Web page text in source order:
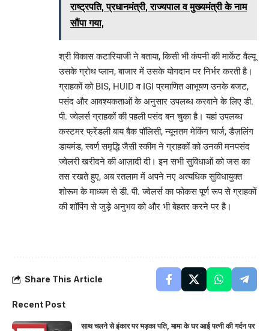
राष्ट्रपति, प्रधानमंत्री, राज्यपाल व मुख्यमंत्री के नाम
सौंपा गया,
श्री विकास कटारियाजी ने बताया, किसी भी कंपनी की मार्केट वैल्यू
उसके ग्रोथ प्लान, बाजार में उसके योगदान पर निर्भर करती है।
ग्राहकों को BIS, HUID व IGI प्रमाणित आभूषण उनके बजट,
पसंद और आवश्यकताओं के अनुसार उपलब्ध करवाने के लिए डी.
पी. ज्वेलर्स ग्राहकों की पहली पसंद बन चुका है। यहां उपलब्ध
कस्टमर फ्रेंडली बाय बैक पॉलिसी, न्यूनतम मेकिंग चार्ज, डैज़लिंग
डायमंड, स्वर्ण समृद्धि जैसी स्कीम ने ग्राहकों को उनकी मनपसंद
ज्वेलरी खरीदने की आज़ादी दी। इन सभी सुविधाओं को जस का
तस रखते हुए, अब रतलाम में अपने नए अत्यधिक सुविधायुक्त
शोरूम के माध्यम से डी. पी. ज्वेलर्स का फोकस पूर्ण रूप से ग्राहकों
की शॉपिंग से जुड़े अनुभव को और भी बेहतर करने पर है।
Share This Article
Recent Post
साथ चलने से इंकार पर भड़का पति, मामा के घर आई पत्नी की गर्दन पर